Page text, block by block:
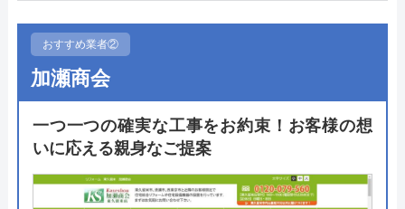
ホームページで表示されている価格は、商品代金・
工事費・処分費などすべてを含んだ最終金額となっ
ており、表示価格以外は一切かからないので安心で
す。
はかかせない「排水形式の確認」や「取付可能トイ
おすすめ業者②
加瀬商会
一つ一つの確実な工事をお約束！お客様の想
いに応える親身なご提案